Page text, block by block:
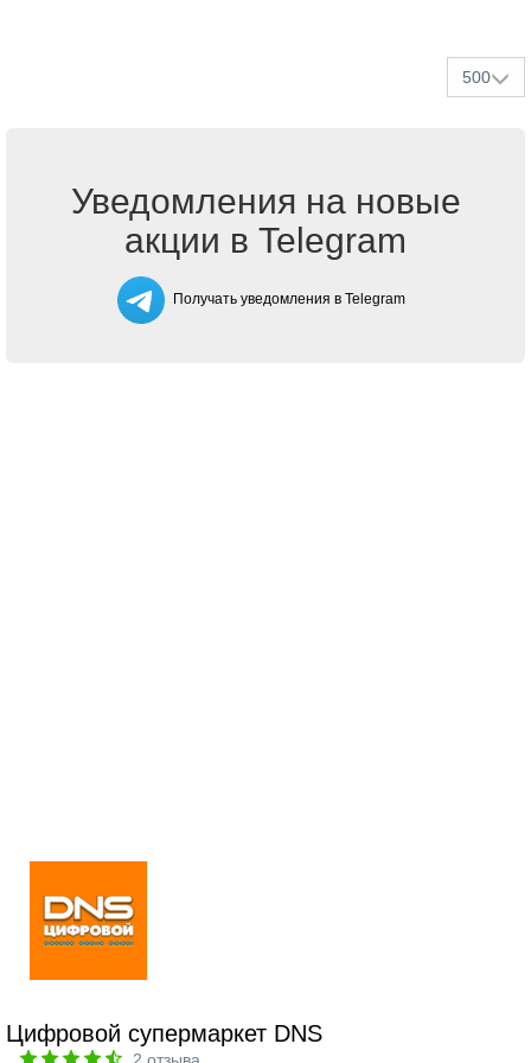
500
Уведомления на новые
акции в Telegram
Получать уведомления в Telegram
Цифровой супермаркет DNS